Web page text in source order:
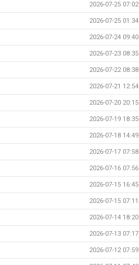
2026-07-25 07:02
2026-07-25 01:34
2026-07-24 09:40
2026-07-23 08:35
2026-07-22 08:38
2026-07-21 12:54
2026-07-20 20:15
2026-07-19 18:35
2026-07-18 14:49
2026-07-17 07:58
2026-07-16 07:56
2026-07-15 16:45
2026-07-15 07:11
2026-07-14 18:20
2026-07-13 07:17
2026-07-12 07:59